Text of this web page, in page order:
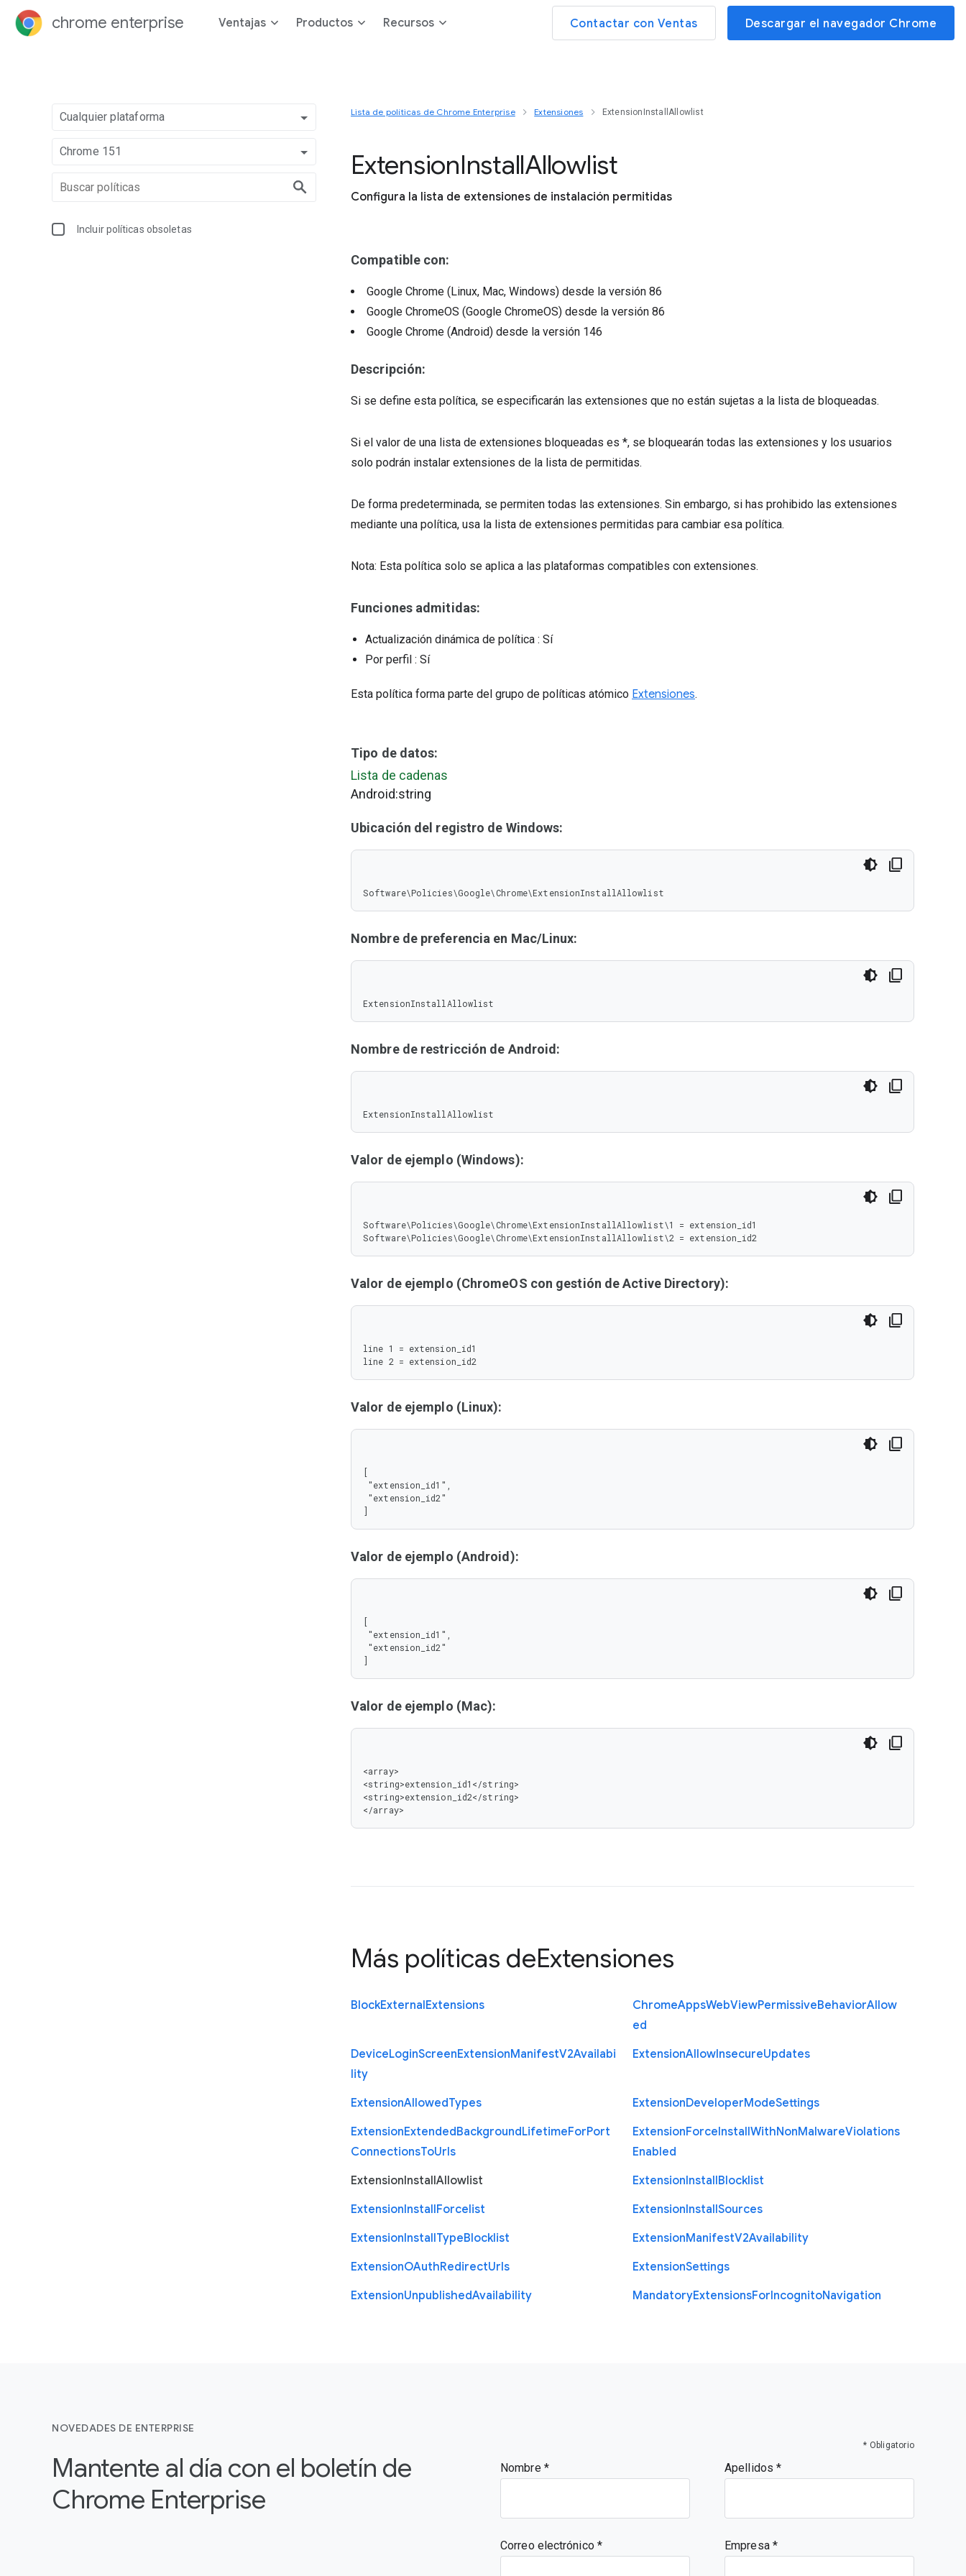
chrome enterprise Ventajas Productos Recursos Contactar con Ventas Descargar el navegador Chrome
Cualquier plataforma
Chrome 151
Incluir políticas obsoletas
Lista de políticas de Chrome Enterprise Extensiones ExtensionInstallAllowlist
ExtensionInstallAllowlist
Configura la lista de extensiones de instalación permitidas
Compatible con:
Google Chrome (Linux, Mac, Windows) desde la versión 86
Google ChromeOS (Google ChromeOS) desde la versión 86
Google Chrome (Android) desde la versión 146
Descripción:
Si se define esta política, se especificarán las extensiones que no están sujetas a la lista de bloqueadas.
Si el valor de una lista de extensiones bloqueadas es *, se bloquearán todas las extensiones y los usuarios
solo podrán instalar extensiones de la lista de permitidas.
De forma predeterminada, se permiten todas las extensiones. Sin embargo, si has prohibido las extensiones
mediante una política, usa la lista de extensiones permitidas para cambiar esa política.
Nota: Esta política solo se aplica a las plataformas compatibles con extensiones.
Funciones admitidas:
Actualización dinámica de política : Sí
Por perfil : Sí
Esta política forma parte del grupo de políticas atómico Extensiones.
Tipo de datos:
Lista de cadenas
Android:string
Ubicación del registro de Windows:
Software\Policies\Google\Chrome\ExtensionInstallAllowlist
Nombre de preferencia en Mac/Linux:
ExtensionInstallAllowlist
Nombre de restricción de Android:
ExtensionInstallAllowlist
Valor de ejemplo (Windows):
Software\Policies\Google\Chrome\ExtensionInstallAllowlist\1 = extension_id1
Software\Policies\Google\Chrome\ExtensionInstallAllowlist\2 = extension_id2
Valor de ejemplo (ChromeOS con gestión de Active Directory):
line 1 = extension_id1
line 2 = extension_id2
Valor de ejemplo (Linux):
[
]
Valor de ejemplo (Android):
[
]
Valor de ejemplo (Mac):
<array>
<string>extension_id1</string>
<string>extension_id2</string>
</array>
Más políticas deExtensiones
BlockExternalExtensions ChromeAppsWebViewPermissiveBehaviorAllow
ed
DeviceLoginScreenExtensionManifestV2Availabi
lity
ExtensionAllowInsecureUpdates
ExtensionAllowedTypes ExtensionDeveloperModeSettings
ExtensionExtendedBackgroundLifetimeForPort
ConnectionsToUrls
ExtensionForceInstallWithNonMalwareViolations
Enabled
ExtensionInstallAllowlist ExtensionInstallBlocklist
ExtensionInstallForcelist ExtensionInstallSources
ExtensionInstallTypeBlocklist ExtensionManifestV2Availability
ExtensionOAuthRedirectUrls ExtensionSettings
ExtensionUnpublishedAvailability MandatoryExtensionsForIncognitoNavigation
NOVEDADES DE ENTERPRISE
Mantente al día con el boletín de
Chrome Enterprise
* Obligatorio
Nombre Apellidos
Correo electrónico Empresa